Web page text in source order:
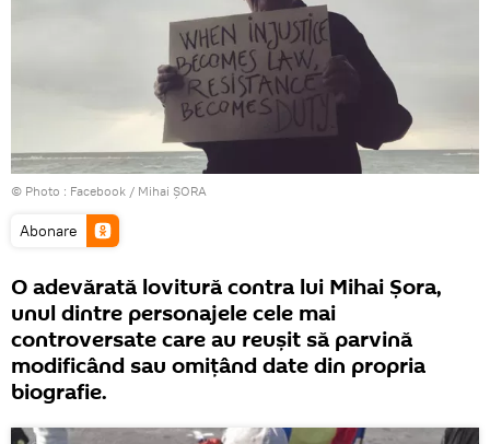
© Photo : Facebook / Mihai ȘORA
Abonare
O adevărată lovitură contra lui Mihai Șora,
unul dintre personajele cele mai
controversate care au reușit să parvină
modificând sau omițând date din propria
biografie.